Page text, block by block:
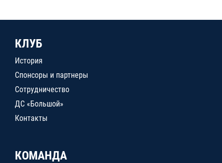
КЛУБ
История
Спонсоры и партнеры
Сотрудничество
ДС «Большой»
Контакты
КОМАНДА